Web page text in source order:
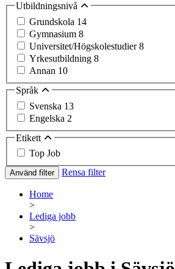
Utbildningsnivå
Grundskola 14
Gymnasium 8
Universitet/Högskolestudier8
Yrkesutbildning 8
Annan 10
Språk
Svenska 13
Engelska 2
Etikett
Top Job
Använd filter Rensa filter
Home
>
Lediga jobb
>
Sävsjö